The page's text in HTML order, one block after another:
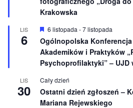
e
ż
n
i
o
n
e
Krakowska
LIS
6
W
r
ó
ż
n
o
n
e
6 listopada -7 listopada
Ogólnopolska
Akademików i Praktyków
Psychoprofilaktyki” – UJD
LIS
30
Cały dzień
Ostatni dzień zgłoszeń –
Mariana Rejewskiego